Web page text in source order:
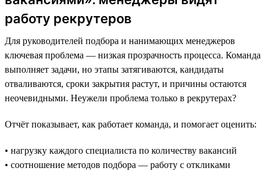
работу рекрутеров
Для руководителей подбора и нанимающих менеджеров
ключевая проблема — низкая прозрачность процесса. Команда
выполняет задачи, но этапы затягиваются, кандидаты
отваливаются, сроки закрытия растут, и причины остаются
неочевидными. Неужели проблема только в рекрутерах?
Отчёт показывает, как работает команда, и помогает оценить:
• нагрузку каждого специалиста по количеству вакансий
• соотношение методов подбора — работу с откликами